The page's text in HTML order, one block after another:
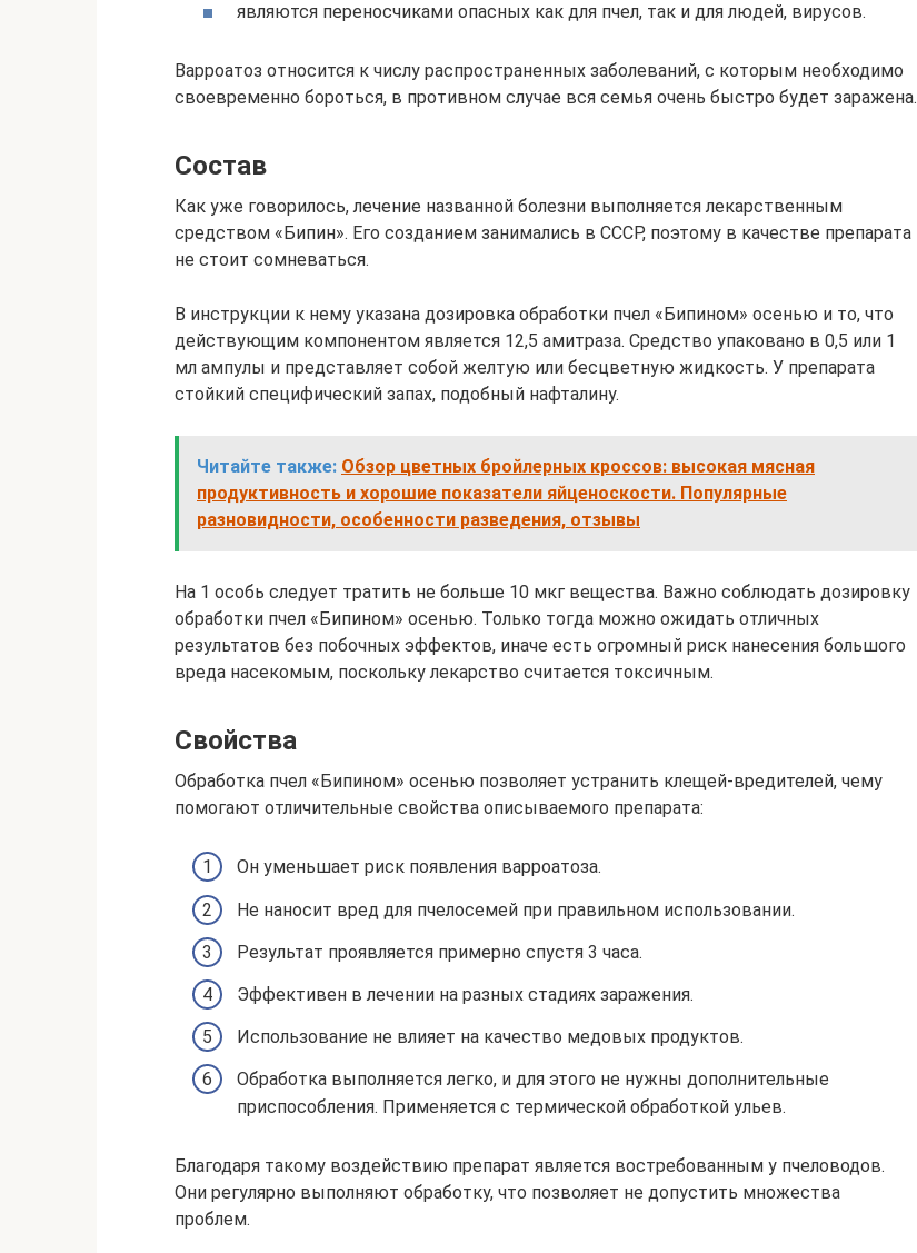
являются переносчиками опасных как для пчел, так и для людей, вирусов.
Варроатоз относится к числу распространенных заболеваний, с которым необходимо
своевременно бороться, в противном случае вся семья очень быстро будет заражена.
Состав
Как уже говорилось, лечение названной болезни выполняется лекарственным
средством «Бипин». Его созданием занимались в СССР, поэтому в качестве препарата
не стоит сомневаться.
В инструкции к нему указана дозировка обработки пчел «Бипином» осенью и то, что
действующим компонентом является 12,5 амитраза. Средство упаковано в 0,5 или 1
мл ампулы и представляет собой желтую или бесцветную жидкость. У препарата
стойкий специфический запах, подобный нафталину.
Читайте также: Обзор цветных бройлерных кроссов: высокая мясная
продуктивность и хорошие показатели яйценоскости. Популярные
разновидности, особенности разведения, отзывы
На 1 особь следует тратить не больше 10 мкг вещества. Важно соблюдать дозировку
обработки пчел «Бипином» осенью. Только тогда можно ожидать отличных
результатов без побочных эффектов, иначе есть огромный риск нанесения большого
вреда насекомым, поскольку лекарство считается токсичным.
Свойства
Обработка пчел «Бипином» осенью позволяет устранить клещей-вредителей, чему
помогают отличительные свойства описываемого препарата:
Он уменьшает риск появления варроатоза.
Не наносит вред для пчелосемей при правильном использовании.
Результат проявляется примерно спустя 3 часа.
Эффективен в лечении на разных стадиях заражения.
Использование не влияет на качество медовых продуктов.
Обработка выполняется легко, и для этого не нужны дополнительные
приспособления. Применяется с термической обработкой ульев.
Благодаря такому воздействию препарат является востребованным у пчеловодов.
Они регулярно выполняют обработку, что позволяет не допустить множества
проблем.